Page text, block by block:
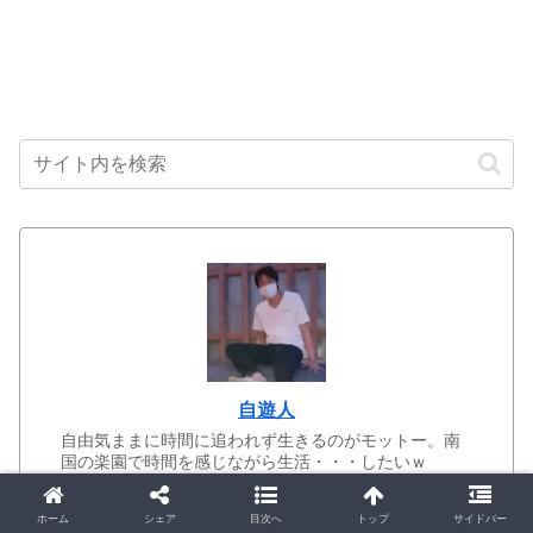
自遊人
自由気ままに時間に追われず生きるのがモットー。南
国の楽園で時間を感じながら生活・・・したいｗ
現在オフラインからオンラインに変革中。
ホーム シェア 目次へ トップ サイドバー